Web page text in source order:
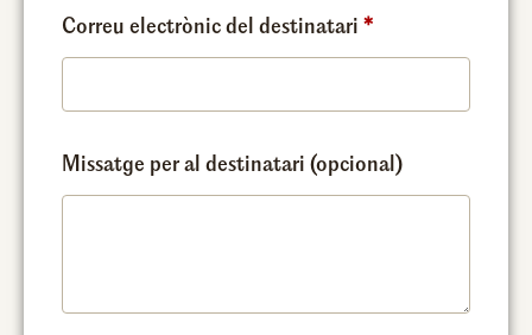
Correu electrònic del destinatari *
Missatge per al destinatari (opcional)